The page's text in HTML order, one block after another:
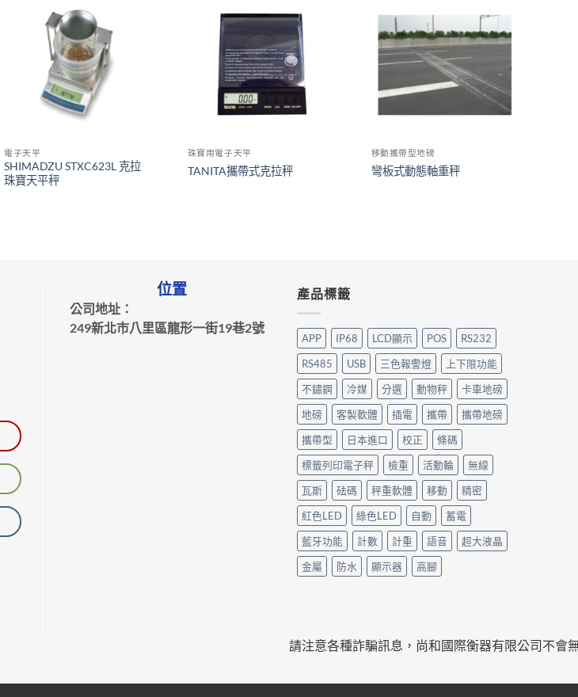
電子天平
SHIMADZU STXC623L 克拉
珠寶天平秤
珠寶用電子天平
TANITA攜帶式克拉秤
移動攜帶型地磅
彎板式動態軸重秤
位置
公司地址：
249新北市八里區龍形一街19巷2號
產品標籤
APP IP68 LCD顯示 POS
RS232
RS485
USB 三色報警燈
上下限功能
不鏽鋼
冷媒 分選 動物秤
卡車地磅
地磅
客製軟體 插電 攜帶
攜帶地磅
攜帶型
日本進口 校正
條碼
標籤列印電子秤
檢重 活動輪
無線
瓦斯
砝碼 秤重軟體 移動
精密
紅色LED
綠色LED 自動
蓄電
藍牙功能
計數 計重 語音
超大液晶
金屬
防水 顯示器 高腳
請注意各種詐騙訊息，尚和國際衡器有限公司不會無